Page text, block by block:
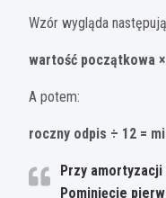
Wzór wygląda
wartość początkowa
A potem:
roczny odpis ÷ 12 =
Przy
Pominięcie